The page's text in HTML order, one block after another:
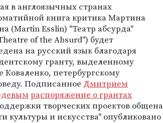
в англоязычных странах
книга критика Мартина
(Martin Esslin) "Театр абсурда"
of the Absurd") будет
на русский язык благодаря
гранту, выделенному
Коваленко, петербургскому
Подписанное Дмитрием
распоряжение о грантах
творческих проектов
культуры и искусства"